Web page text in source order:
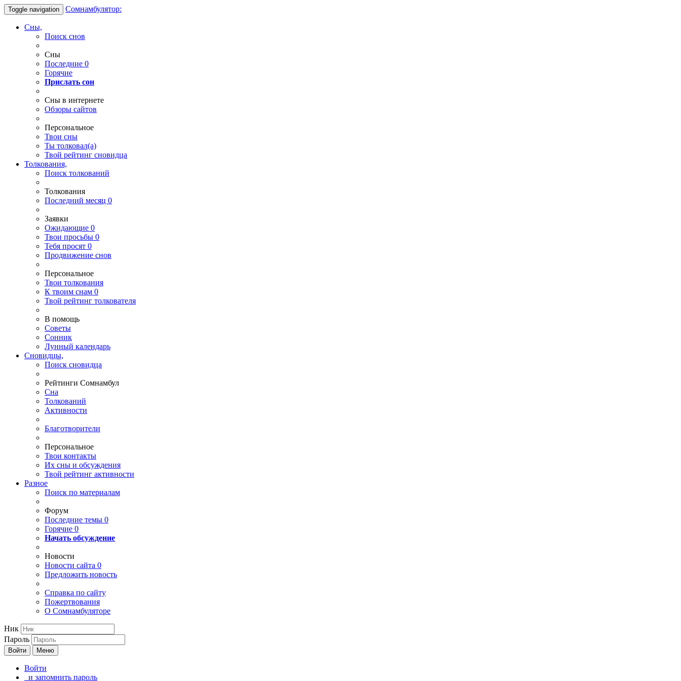
Toggle navigation Сомнамбулятор:
Сны,
Поиск снов
Сны
Последние 0
Горячие
Прислать сон
Сны в интернете
Обзоры сайтов
Персональное
Твои сны
Ты толковал(а)
Твой рейтинг сновидца
Толкования,
Поиск толкований
Толкования
Последний месяц 0
Заявки
Ожидающие 0
Твои просьбы 0
Тебя просят 0
Продвижение снов
Персональное
Твои толкования
К твоим снам 0
Твой рейтинг толкователя
В помощь
Советы
Сонник
Лунный календарь
Сновидцы,
Поиск сновидца
Рейтинги Сомнамбул
Сна
Толкований
Активности
Благотворители
Персональное
Твои контакты
Их сны и обсуждения
Твой рейтинг активности
Разное
Поиск по материалам
Форум
Последние темы 0
Горячие 0
Начать обсуждение
Новости
Новости сайта 0
Предложить новость
Справка по сайту
Пожертвования
О Сомнамбуляторе
Ник
Пароль
Войти Меню
Войти
и запомнить пароль